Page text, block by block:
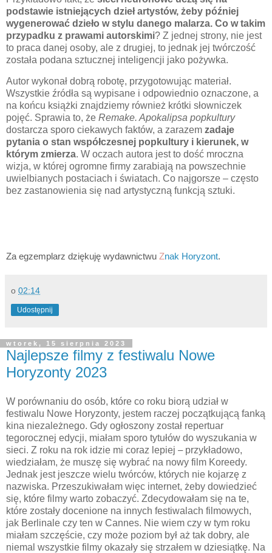
podstawie istniejących dzieł artystów, żeby później
wygenerować dzieło w stylu danego malarza. Co w takim
przypadku z prawami autorskimi? Z jednej strony, nie jest
to praca danej osoby, ale z drugiej, to jednak jej twórczość
została podana sztucznej inteligencji jako pożywka.
Autor wykonał dobrą robotę, przygotowując materiał.
Wszystkie źródła są wypisane i odpowiednio oznaczone, a
na końcu książki znajdziemy również krótki słowniczek
pojęć. Sprawia to, że Remake. Apokalipsa popkultury
dostarcza sporo ciekawych faktów, a zarazem zadaje
pytania o stan współczesnej popkultury i kierunek, w
którym zmierza. W oczach autora jest to dość mroczna
wizja, w której ogromne firmy zarabiają na powszechnie
uwielbianych postaciach i światach. Co najgorsze – często
bez zastanowienia się nad artystyczną funkcją sztuki.
Za egzemplarz dziękuję wydawnictwu Znak Horyzont.
o 02:14
Udostępnij
wtorek, 15 sierpnia 2023
Najlepsze filmy z festiwalu Nowe
Horyzonty 2023
W porównaniu do osób, które co roku biorą udział w
festiwalu Nowe Horyzonty, jestem raczej początkującą fanką
kina niezależnego. Gdy ogłoszony został repertuar
tegorocznej edycji, miałam sporo tytułów do wyszukania w
sieci. Z roku na rok idzie mi coraz lepiej –przykładowo,
wiedziałam, że muszę się wybrać na nowy film Koreedy.
Jednak jest jeszcze wielu twórców, których nie kojarzę z
nazwiska. Przeszukiwałam więc internet, żeby dowiedzieć
się, które filmy warto zobaczyć. Zdecydowałam się na te,
które zostały docenione na innych festiwalach filmowych,
jak Berlinale czy ten w Cannes. Nie wiem czy w tym roku
miałam szczęście, czy może poziom był aż tak dobry, ale
niemal wszystkie filmy okazały się strzałem w dziesiątkę. Na